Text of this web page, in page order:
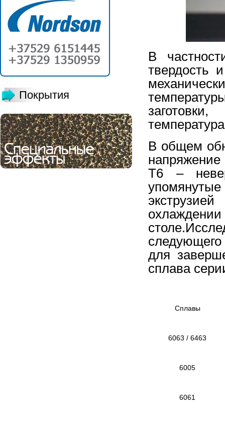
Покрытия
В
твердость
В общем
напряжение
Т6 –
для
сплава
Сплавы
6063 / 6463
6005
6061